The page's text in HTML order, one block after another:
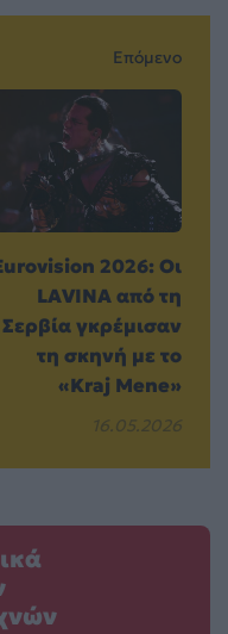
Επόμενο
2026: Οι
LAVINA από τη
Σερβία γκρέμισαν
τη σκηνή με το
«Kraj Mene»
16.05.2026